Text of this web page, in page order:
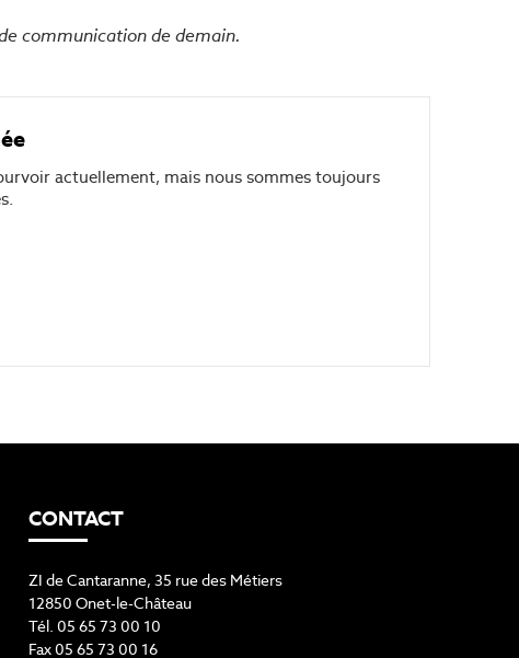
communication de demain.
actuellement, mais nous sommes toujours
CONTACT
ZI de Cantaranne, 35 rue des Métiers
12850 Onet-le-Château
Tél. 05 65 73 00 10
Fax 05 65 73 00 16